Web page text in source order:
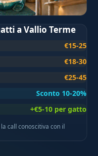
a Vallio Terme
€15-25
€18-30
€25-45
Sconto 10-20%
+€5-10 per gatto
call conoscitiva con il